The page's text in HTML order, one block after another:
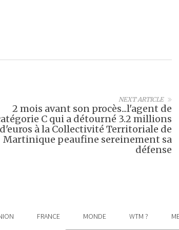
NEXT ARTICLE
2 mois avant son procès...l'agent de
C qui a détourné 3.2 millions
d'euros à la Collectivité Territoriale de
Martinique peaufine sereinement sa
défense
FRANCE MONDE WTM ?